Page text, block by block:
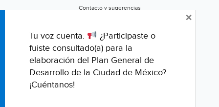
Contacto y sugerencias
Califica este portal
Tu voz cuenta.
¿Participaste o
fuiste consultado(a) para la
elaboración del Plan General de
Desarrollo de la Ciudad de México?
¡Cuéntanos!
×